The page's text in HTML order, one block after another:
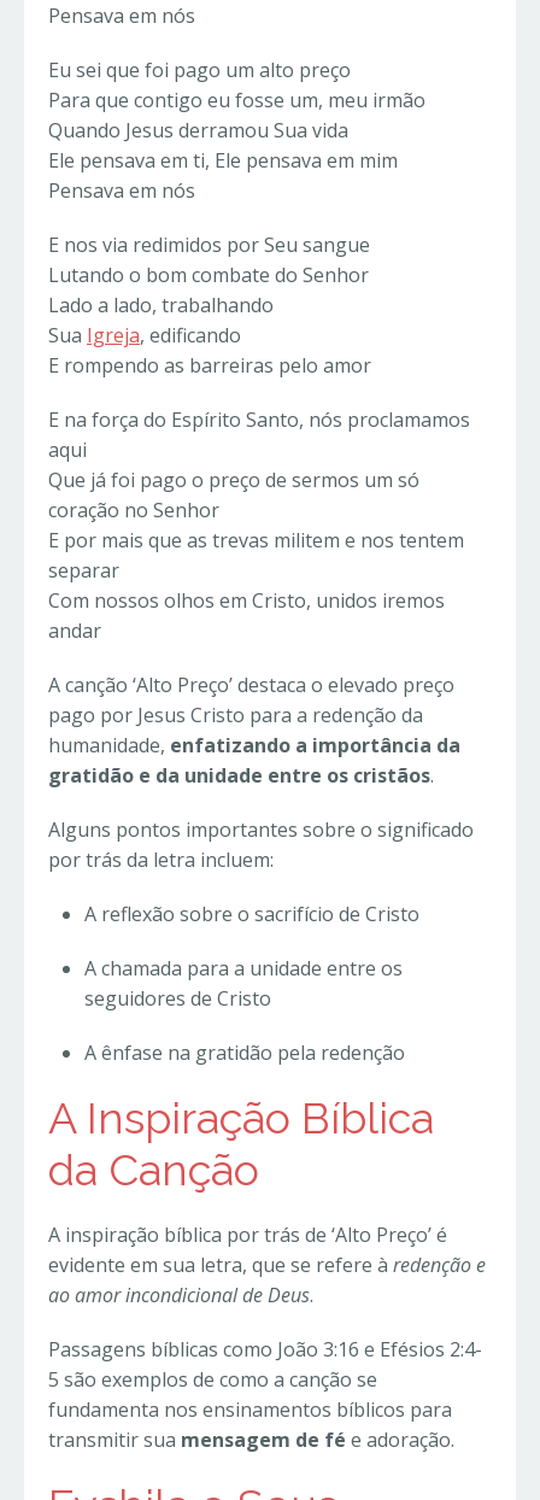
Pensava em nós
Eu sei que foi pago um alto preço
Para que contigo eu fosse um, meu irmão
Quando Jesus derramou Sua vida
Ele pensava em ti, Ele pensava em mim
Pensava em nós
E nos via redimidos por Seu sangue
Lutando o bom combate do Senhor
Lado a lado, trabalhando
Sua Igreja, edificando
E rompendo as barreiras pelo amor
E na força do Espírito Santo, nós proclamamos
aqui
Que já foi pago o preço de sermos um só
coração no Senhor
E por mais que as trevas militem e nos tentem
separar
Com nossos olhos em Cristo, unidos iremos
andar
A canção ‘Alto Preço’ destaca o elevado preço
pago por Jesus Cristo para a redenção da
humanidade, enfatizando a importância da
gratidão e da unidade entre os cristãos.
Alguns pontos importantes sobre o significado
por trás da letra incluem:
A reflexão sobre o sacrifício de Cristo
A chamada para a unidade entre os
seguidores de Cristo
A ênfase na gratidão pela redenção
A Inspiração Bíblica
da Canção
A inspiração bíblica por trás de ‘Alto Preço’ é
evidente em sua letra, que se refere à redenção e
ao amor incondicional de Deus.
Passagens bíblicas como João 3:16 e Efésios 2:4-
5 são exemplos de como a canção se
fundamenta nos ensinamentos bíblicos para
transmitir sua mensagem de fé e adoração.